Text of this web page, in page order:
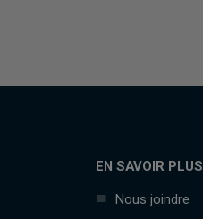
EN SAVOIR PLUS
Nous joindre